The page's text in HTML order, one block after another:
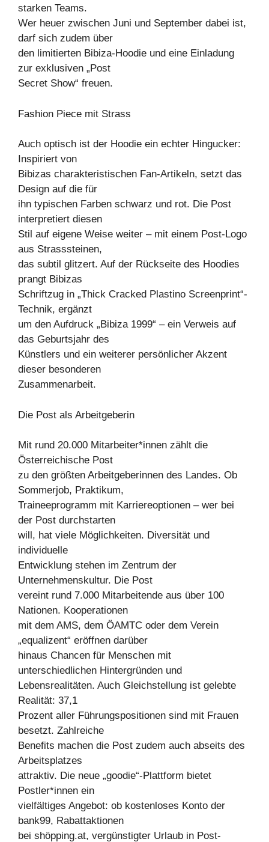
starken Teams.
Wer heuer zwischen Juni und September dabei ist,
darf sich zudem über
den limitierten Bibiza-Hoodie und eine Einladung
zur exklusiven „Post
Secret Show“ freuen.
Fashion Piece mit Strass
Auch optisch ist der Hoodie ein echter Hingucker:
Inspiriert von
Bibizas charakteristischen Fan-Artikeln, setzt das
Design auf die für
ihn typischen Farben schwarz und rot. Die Post
interpretiert diesen
Stil auf eigene Weise weiter – mit einem Post-Logo
aus Strasssteinen,
das subtil glitzert. Auf der Rückseite des Hoodies
prangt Bibizas
Schriftzug in „Thick Cracked Plastino Screenprint“-
Technik, ergänzt
um den Aufdruck „Bibiza 1999“ – ein Verweis auf
das Geburtsjahr des
Künstlers und ein weiterer persönlicher Akzent
dieser besonderen
Zusammenarbeit.
Die Post als Arbeitgeberin
Mit rund 20.000 Mitarbeiter*innen zählt die
Österreichische Post
zu den größten Arbeitgeberinnen des Landes. Ob
Sommerjob, Praktikum,
Traineeprogramm mit Karriereoptionen – wer bei
der Post durchstarten
will, hat viele Möglichkeiten. Diversität und
individuelle
Entwicklung stehen im Zentrum der
Unternehmenskultur. Die Post
vereint rund 7.000 Mitarbeitende aus über 100
Nationen. Kooperationen
mit dem AMS, dem ÖAMTC oder dem Verein
„equalizent“ eröffnen darüber
hinaus Chancen für Menschen mit
unterschiedlichen Hintergründen und
Lebensrealitäten. Auch Gleichstellung ist gelebte
Realität: 37,1
Prozent aller Führungspositionen sind mit Frauen
besetzt. Zahlreiche
Benefits machen die Post zudem auch abseits des
Arbeitsplatzes
attraktiv. Die neue „goodie“-Plattform bietet
Postler*innen ein
vielfältiges Angebot: ob kostenloses Konto der
bank99, Rabattaktionen
bei shöpping.at, vergünstigter Urlaub in Post-